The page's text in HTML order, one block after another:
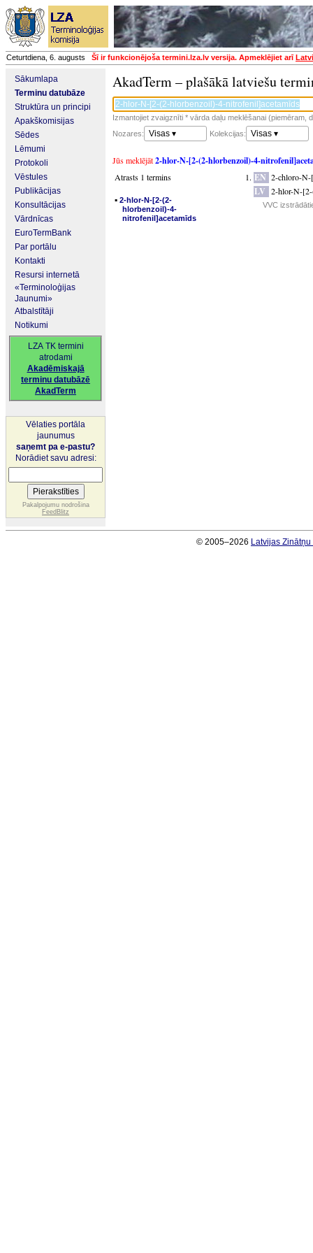
Ceturtdiena, 6. augusts Šī ir funkcionējoša termini.lza.lv versija. Apmeklējiet arī
Sākumlapa
Terminu datubāze
Struktūra un principi
Apakškomisijas
Sēdes
Lēmumi
Protokoli
Vēstules
Publikācijas
Konsultācijas
Vārdnīcas
EuroTermBank
Par portālu
Kontakti
Resursi internetā
«Terminoloģijas
Jaunumi»
Atbalstītāji
Notikumi
LZA TK termini
atrodami
Akadēmiskajā
terminu datubāzē
AkadTerm
Vēlaties portāla
jaunumus
saņemt pa e-pastu?
Norādiet savu adresi:
Pakalpojumu nodrošina
FeedBlitz
AkadTerm – plašākā latviešu
Izmantojiet zvaigznīti * vārda daļu meklēšanai (piemēram,
Nozares:
Visas ▾ Kolekcijas: Visas ▾
Jūs meklējāt2-hlor-N-[2-(2-hlorbenzoil)-4-
Atrasts 1 termins
▪ 2-hlor-N-[2-(2-
hlorbenzoil)-4-
nitrofenil]acetamīds
EN 2-chloro-N-
LV 2-hlor-N-
VVC
© 2005–2026 Latvijas